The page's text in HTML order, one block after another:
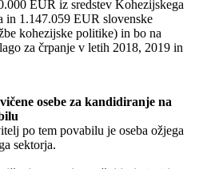
EUR iz sredstev Kohezijskega
in 1.147.059 EUR slovenske
kohezijske politike) in bo na
za črpanje v letih 2018, 2019 in
osebe za kandidiranje na
po tem povabilu je oseba ožjega
sektorja.